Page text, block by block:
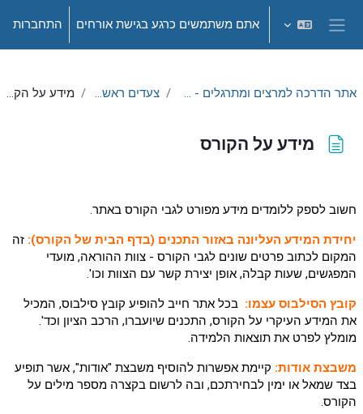
חלון סקירה צדדי
אתם משתמשים כרגע בגישת אורחים התחברות
אתר הדרכה למרצים ומתרגלים - תשפ"ה צעדים ראשונים מידע על הקורס
מידע על הקורס
חשוב לספק ללומדים מידע מפורט לגבי הקורס באתר.
יחידת המידע העליונה באזור התכנים (בדף הבית של הקורס): זה
המקום לכתוב פרטים שונים לגבי הקורס - צוות ההוראה, מועדי
המפגשים, שעות קבלה, אופן יצירת קשר עם הצוות וכו'.
קובץ הסילבוס עצמו: בכל אתר חייב להופיע קובץ סילבוס, המכיל
את המידע העיקרי על הקורס, התכנים שיועברו, הרכב הציון וכד'.
מומלץ לפרט את תוצאות הלמידה.
משבצת אודות: קיימת אפשרות להוסיף משבצת "אודות", אשר תופיע
בצד שמאל או ימין לבחירתכם, ובה לרשום בקצרה מספר מילים על
הקורס.